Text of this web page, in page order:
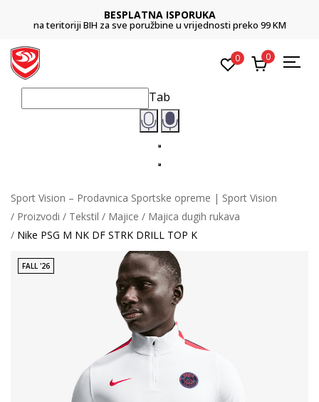
BESPLATNA ISPORUKA
na teritoriji BIH za sve poružbine u vrijednosti preko 99 KM
0 0
Tab
Sport Vision – Prodavnica Sportske opreme | Sport Vision
Proizvodi
Tekstil Majice
Majica dugih rukava
Nike PSG M NK DF STRK DRILL TOP K
FALL '26